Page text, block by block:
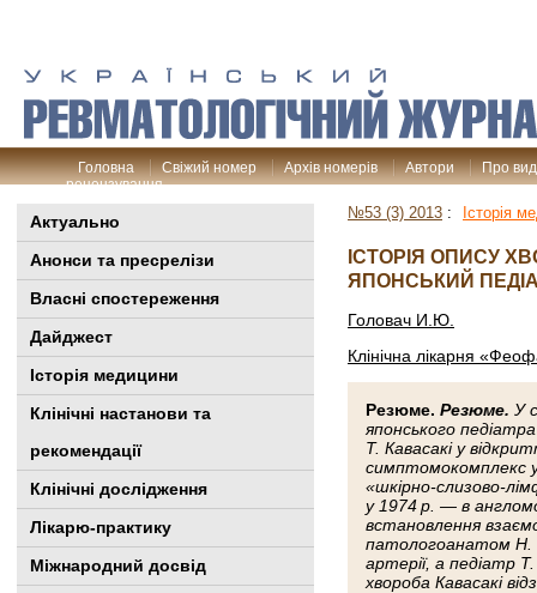
Головна Свіжий номер Архів номерів Автори
Про
рецензування
Актуально
Анонси та пресрелізи
Власні спостереження
Дайджест
Історія медицини
Клінiчні настанови та
рекомендації
Клінічні дослідження
Лікарю-практику
Міжнародний досвід
№53 (3) 2013 : Історія
ІСТОРІЯ ОПИСУ
ЯПОНСЬКИЙ
Головач И.Ю.
Клінічна лікарня
Резюме. Резюме. У
японського
Т. Кавасакі у
симптомокомплекс
«шкірно-­слизово-
у 1974 р. — в
встановлення
патологоанатом Н.
артерії, а педіатр
хвороба Кавасакі